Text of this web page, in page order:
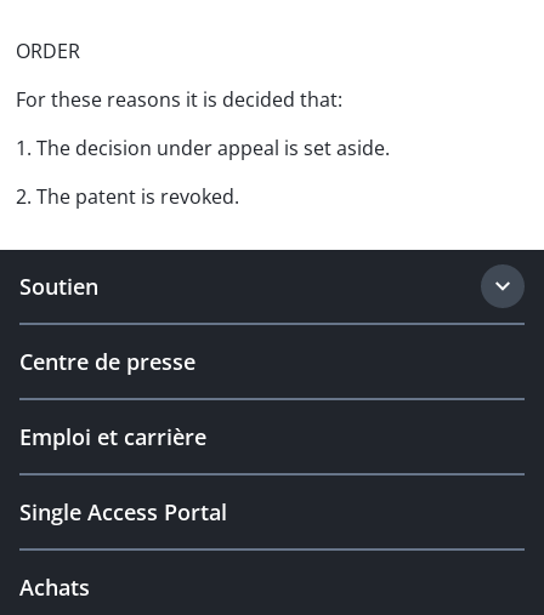
ORDER
For these reasons it is decided that:
1. The decision under appeal is set aside.
2. The patent is revoked.
Soutien
Centre de presse
Emploi et carrière
Single Access Portal
Achats